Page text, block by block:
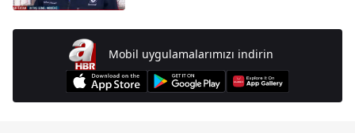
Mobil uygulamalarımızı indirin